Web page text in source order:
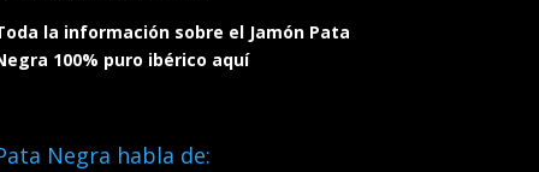
la información sobre el Jamón Pata
100% puro ibérico aquí
Negra habla de: